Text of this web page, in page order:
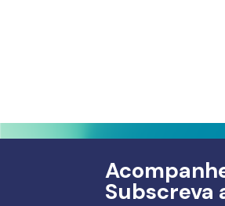
Subscreva